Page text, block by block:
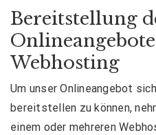
Bereitstellung
Webhosting
Um unser Onlineangebot
bereitstellen zu können,
einem oder mehreren